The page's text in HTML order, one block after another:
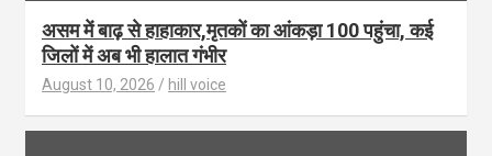
असम में बाढ़ से हाहाकार,मृतकों का आंकड़ा 100 पहुंचा, कई
जिलों में अब भी हालात गंभीर
August 10, 2026 hill voice